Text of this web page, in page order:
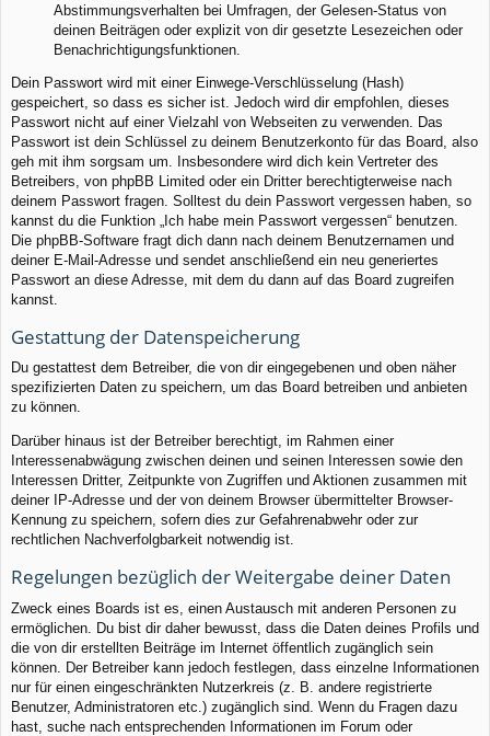
Abstimmungsverhalten bei Umfragen, der Gelesen-Status von
deinen Beiträgen oder explizit von dir gesetzte Lesezeichen oder
Benachrichtigungsfunktionen.
Dein Passwort wird mit einer Einwege-Verschlüsselung (Hash)
gespeichert, so dass es sicher ist. Jedoch wird dir empfohlen, dieses
Passwort nicht auf einer Vielzahl von Webseiten zu verwenden. Das
Passwort ist dein Schlüssel zu deinem Benutzerkonto für das Board, also
geh mit ihm sorgsam um. Insbesondere wird dich kein Vertreter des
Betreibers, von phpBB Limited oder ein Dritter berechtigterweise nach
deinem Passwort fragen. Solltest du dein Passwort vergessen haben, so
kannst du die Funktion „Ich habe mein Passwort vergessen“ benutzen.
Die phpBB-Software fragt dich dann nach deinem Benutzernamen und
deiner E-Mail-Adresse und sendet anschließend ein neu generiertes
Passwort an diese Adresse, mit dem du dann auf das Board zugreifen
kannst.
Gestattung der Datenspeicherung
Du gestattest dem Betreiber, die von dir eingegebenen und oben näher
spezifizierten Daten zu speichern, um das Board betreiben und anbieten
zu können.
Darüber hinaus ist der Betreiber berechtigt, im Rahmen einer
Interessenabwägung zwischen deinen und seinen Interessen sowie den
Interessen Dritter, Zeitpunkte von Zugriffen und Aktionen zusammen mit
deiner IP-Adresse und der von deinem Browser übermittelter Browser-
Kennung zu speichern, sofern dies zur Gefahrenabwehr oder zur
rechtlichen Nachverfolgbarkeit notwendig ist.
Regelungen bezüglich der Weitergabe deiner Daten
Zweck eines Boards ist es, einen Austausch mit anderen Personen zu
ermöglichen. Du bist dir daher bewusst, dass die Daten deines Profils und
die von dir erstellten Beiträge im Internet öffentlich zugänglich sein
können. Der Betreiber kann jedoch festlegen, dass einzelne Informationen
nur für einen eingeschränkten Nutzerkreis (z. B. andere registrierte
Benutzer, Administratoren etc.) zugänglich sind. Wenn du Fragen dazu
hast, suche nach entsprechenden Informationen im Forum oder